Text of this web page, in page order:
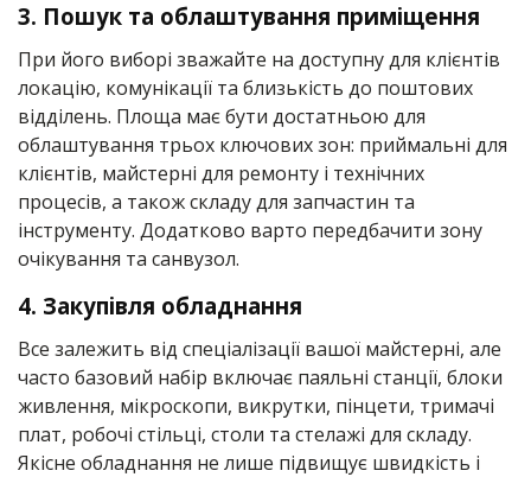
3. Пошук та облаштування приміщення
При його виборі зважайте на доступну для клієнтів
локацію, комунікації та близькість до поштових
відділень. Площа має бути достатньою для
облаштування трьох ключових зон: приймальні для
клієнтів, майстерні для ремонту і технічних
процесів, а також складу для запчастин та
інструменту. Додатково варто передбачити зону
очікування та санвузол.
4. Закупівля обладнання
Все залежить від спеціалізації вашої майстерні, але
часто базовий набір включає паяльні станції, блоки
живлення, мікроскопи, викрутки, пінцети, тримачі
плат, робочі стільці, столи та стелажі для складу.
Якісне обладнання не лише підвищує швидкість і